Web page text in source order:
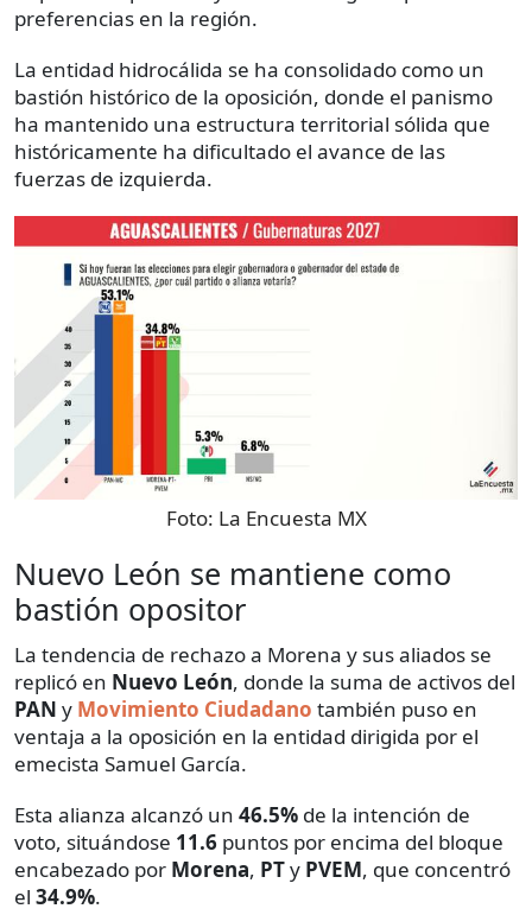
preferencias en la región.
La entidad hidrocálida se ha consolidado como un
bastión histórico de la oposición, donde el panismo
ha mantenido una estructura territorial sólida que
históricamente ha dificultado el avance de las
fuerzas de izquierda.
Foto: La Encuesta MX
Nuevo León se mantiene como
bastión opositor
La tendencia de rechazo a Morena y sus aliados se
replicó en Nuevo León, donde la suma de activos del
PAN y Movimiento Ciudadano también puso en
ventaja a la oposición en la entidad dirigida por el
emecista Samuel García.
Esta alianza alcanzó un 46.5% de la intención de
voto, situándose 11.6 puntos por encima del bloque
encabezado por Morena, PTy PVEM, que concentró
el 34.9%.